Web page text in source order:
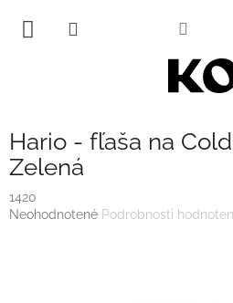
obsah
Hario - fľaša na
Zelená
1420
Priemerné
Neohodnotené Podrobnosti